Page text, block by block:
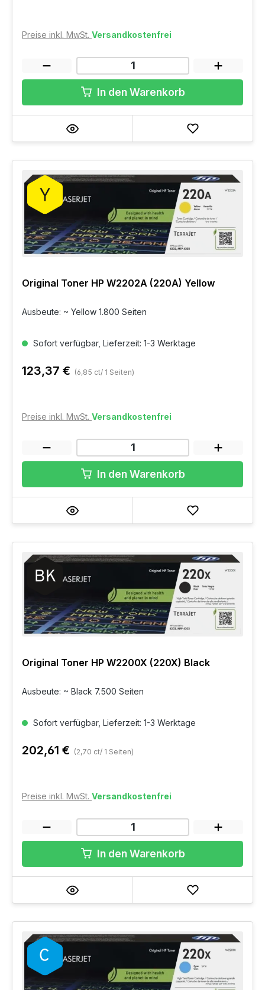
Preise inkl. MwSt. Versandkostenfrei
In den Warenkorb
Original Toner HP W2202A (220A) Yellow
Ausbeute: ~ Yellow 1.800 Seiten
Sofort verfügbar, Lieferzeit: 1-3 Werktage
123,37 € (6,85 ct/ 1 Seiten)
Preise inkl. MwSt. Versandkostenfrei
In den Warenkorb
Original Toner HP W2200X (220X) Black
Ausbeute: ~ Black 7.500 Seiten
Sofort verfügbar, Lieferzeit: 1-3 Werktage
202,61 € (2,70 ct/ 1 Seiten)
Preise inkl. MwSt. Versandkostenfrei
In den Warenkorb